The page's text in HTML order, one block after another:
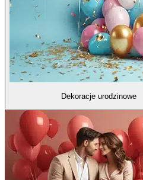
Dekoracje urodzinowe